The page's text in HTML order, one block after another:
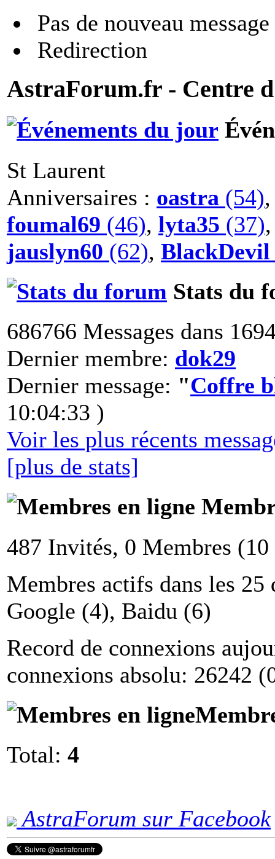
Pas de nouveau message
Redirection
AstraForum.fr - Centre
St Laurent
Anniversaires : oastra (54)
foumal69 (46), lyta35 (37)
jauslyn60 (62), BlackDevil
Stats du
686766 Messages dans
Dernier membre: dok29
Dernier message: "Coffre
10:04:33 )
Voir les plus récents
[plus de stats]
487 Invités, 0 Membres (10
Membres actifs dans les 25
Google (4), Baidu (6)
Record de connexions
connexions absolu: 26242
Total: 4
AstraForum sur Facebook